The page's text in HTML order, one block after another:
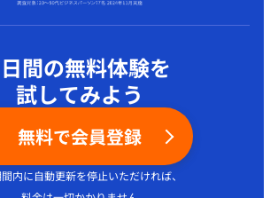
間の無料体験を
試してみよう
無料で会員登録
内に自動更新を停止いただければ、